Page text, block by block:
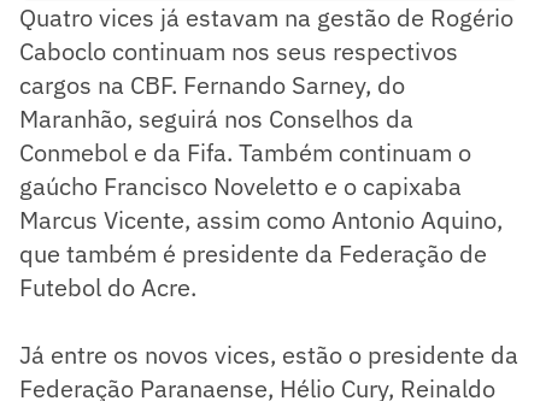
Quatro vices já estavam na gestão de Rogério
Caboclo continuam nos seus respectivos
cargos na CBF. Fernando Sarney, do
Maranhão, seguirá nos Conselhos da
Conmebol e da Fifa. Também continuam o
gaúcho Francisco Noveletto e o capixaba
Marcus Vicente, assim como Antonio Aquino,
que também é presidente da Federação de
Futebol do Acre.
Já entre os novos vices, estão o presidente da
Federação Paranaense, Hélio Cury, Reinaldo